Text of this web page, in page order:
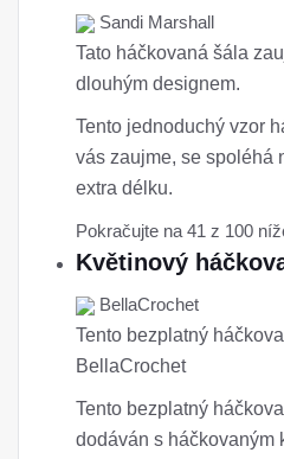
Sandi Marshall
Tato háčkovaná šála
dlouhým designem.
Tento jednoduchý vzor
vás zaujme, se spoléhá
extra délku.
Pokračujte na 41 z 100
Květinový
BellaCrochet
Tento bezplatný
BellaCrochet
Tento bezplatný
dodáván s háčkovaným